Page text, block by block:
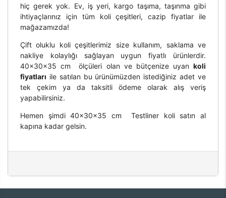
hiç gerek yok. Ev, iş yeri, kargo taşıma, taşınma gibi
ihtiyaçlarınız için tüm koli çeşitleri, cazip fiyatlar ile
mağazamızda!
Çift oluklu koli çeşitlerimiz size kullanım, saklama ve
nakliye kolaylığı sağlayan uygun fiyatlı ürünlerdir.
40x30x35 cm ölçüleri olan ve bütçenize uyankoli
fiyatları ile satılan bu ürünümüzden istediğiniz adet ve
tek çekim ya da taksitli ödeme olarak alış veriş
yapabilirsiniz.
Hemen şimdi 40x30x35 cm Testliner koli satın al
kapına kadar gelsin.